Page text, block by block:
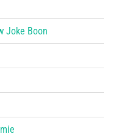
Joke Boon